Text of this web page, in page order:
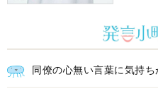
同僚の心無い言葉に気持ち